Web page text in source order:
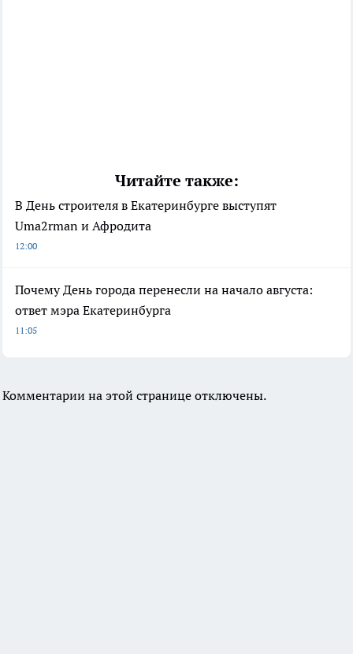
Читайте также:
В День строителя в Екатеринбурге выступят
Uma2rman и Афродита
12:00
Почему День города перенесли на начало августа:
ответ мэра Екатеринбурга
11:05
Комментарии на этой странице отключены.